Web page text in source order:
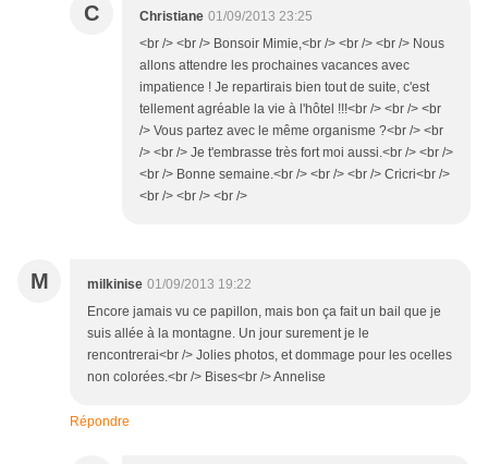
C Christiane 01/09/2013 23:25
<br /> <br /> Bonsoir Mimie,<br /> <br /> <br /> Nous
allons attendre les prochaines vacances avec
impatience ! Je repartirais bien tout de suite, c'est
tellement agréable la vie à l'hôtel !!!<br /> <br /> <br
/> Vous partez avec le même organisme ?<br /> <br
/> <br /> Je t'embrasse très fort moi aussi.<br /> <br />
<br /> Bonne semaine.<br /> <br /> <br /> Cricri<br />
<br /> <br /> <br />
M milkinise 01/09/2013 19:22
Encore jamais vu ce papillon, mais bon ça fait un bail que je
suis allée à la montagne. Un jour surement je le
rencontrerai<br /> Jolies photos, et dommage pour les ocelles
non colorées.<br /> Bises<br /> Annelise
Répondre